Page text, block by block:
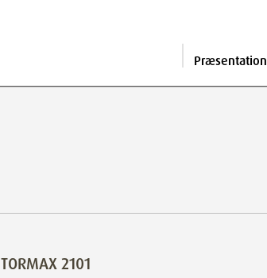
Præsentation
TORMAX 2101